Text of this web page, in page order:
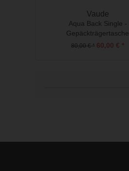
Vaude
Aqua Back Single -
Gepäckträgertasche
80,00 € * 60,00 € *